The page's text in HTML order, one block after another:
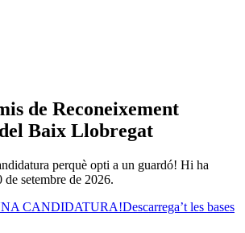
de Reconeixement
Baix Llobregat
perquè opti a un guardó! Hi ha
de setembre de 2026.
CANDIDATURA!Descarrega’t les bases